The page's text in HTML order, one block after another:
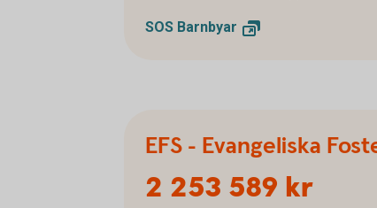
SOS Barnbyar
EFS - Evangeliska
2 253 589 kr